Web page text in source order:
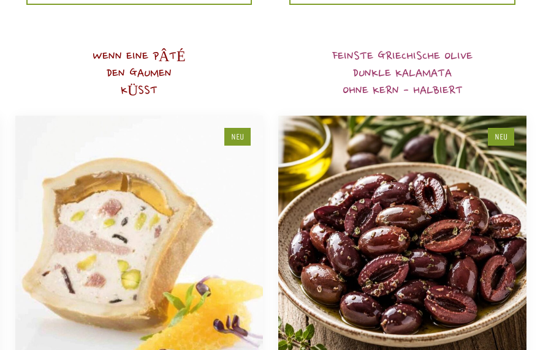
WENN EINE PÂTÉ
DEN GAUMEN
KÜSST
NEU
FEINSTE GRIECHISCHE OLIVE
DUNKLE KALAMATA
OHNE KERN - HALBIERT
NEU